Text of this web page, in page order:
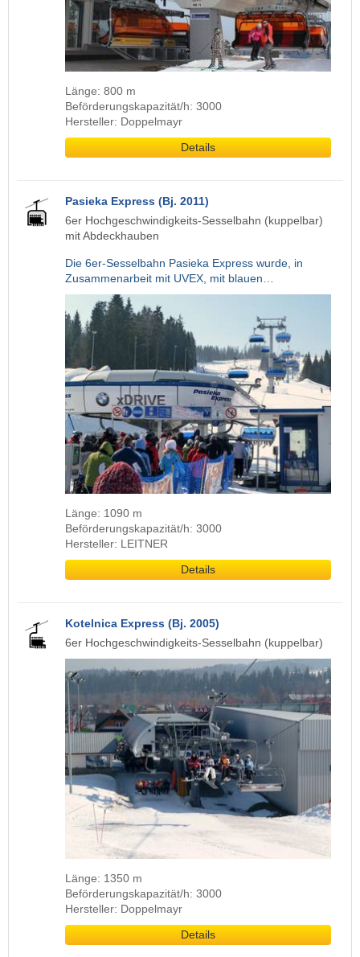
Länge: 800 m
Beförderungskapazität/h: 3000
Hersteller: Doppelmayr
Details
Pasieka Express (Bj. 2011)
6er Hochgeschwindigkeits-Sesselbahn (kuppelbar)
mit Abdeckhauben
Die 6er-Sesselbahn Pasieka Express wurde, in
Zusammenarbeit mit UVEX, mit blauen…
Länge: 1090 m
Beförderungskapazität/h: 3000
Hersteller: LEITNER
Details
Kotelnica Express (Bj. 2005)
6er Hochgeschwindigkeits-Sesselbahn (kuppelbar)
Länge: 1350 m
Beförderungskapazität/h: 3000
Hersteller: Doppelmayr
Details